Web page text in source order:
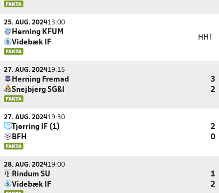
25. AUG. 202413:00
Herning KFUM
Videbæk IF
HHT
27. AUG. 202419:15
Herning Fremad
3
Snejbjerg SG&I
2
27. AUG. 202419:30
Tjørring IF (1)
2
BFH
0
28. AUG. 202419:00
Rindum SU
1
Videbæk IF
2